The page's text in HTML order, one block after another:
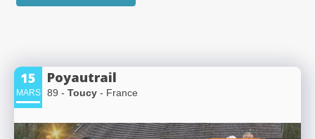
15
MARS
Poyautrail
89 - Toucy - France